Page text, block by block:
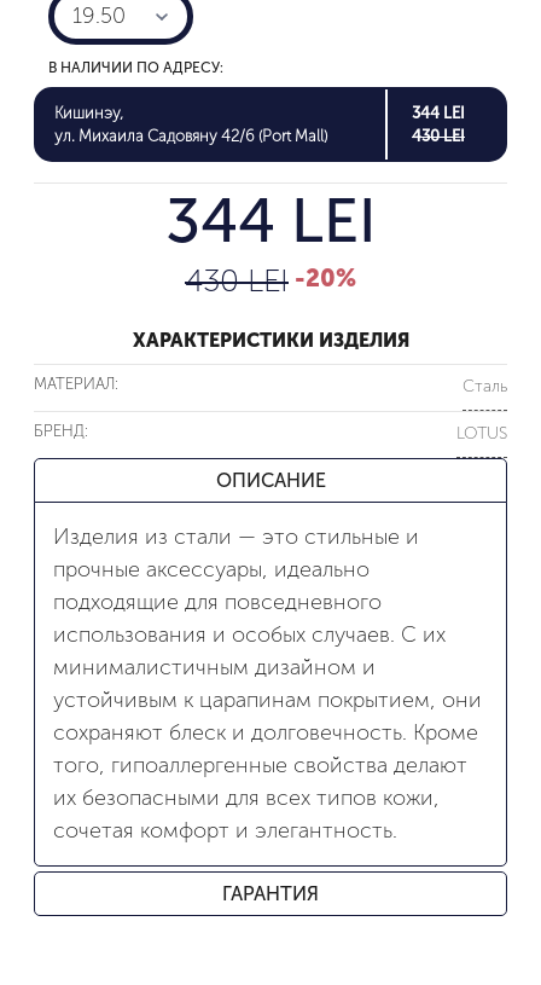
19.50
В НАЛИЧИИ ПО АДРЕСУ:
Кишинэу,
ул. Михаила Садовяну 42/6 (Port Mall)
344 LEI
430 LEI
344 LEI
430 LEI -20%
ХАРАКТЕРИСТИКИ ИЗДЕЛИЯ
МАТЕРИАЛ: Сталь
БРЕНД: LOTUS
ОПИСАНИЕ
Изделия из стали — это стильные и
прочные аксессуары, идеально
подходящие для повседневного
использования и особых случаев. С их
минималистичным дизайном и
устойчивым к царапинам покрытием, они
сохраняют блеск и долговечность. Кроме
того, гипоаллергенные свойства делают
их безопасными для всех типов кожи,
сочетая комфорт и элегантность.
ГАРАНТИЯ